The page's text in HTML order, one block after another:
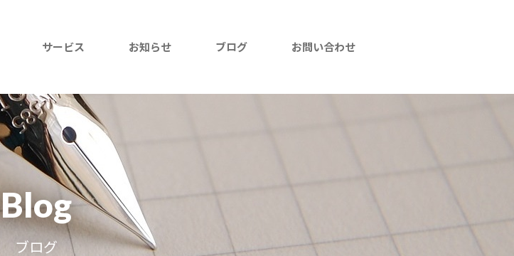
サービス お知らせ ブログ お問い合わせ
Blog
ブログ